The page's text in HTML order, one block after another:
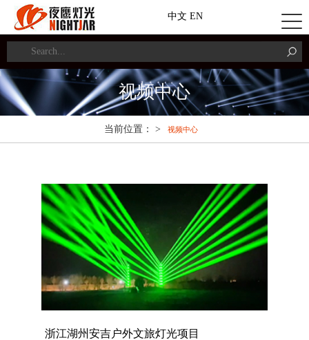
中文 EN
视频中心
当前位置： > 视频中心
浙江湖州安吉户外文旅灯光项目